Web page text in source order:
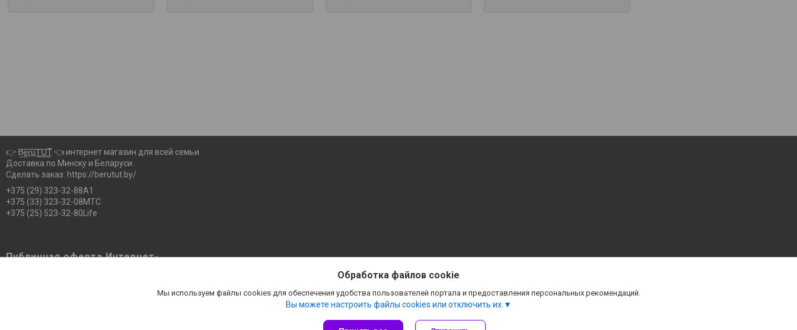
👉 B͟͞e͟͞r͟͟͞u͟͞T͟͟͞U͟͟͞T 👈 интернет магазин для всей семьи.
Доставка по Минску и Беларуси.
Сделать заказ: https://berutut.by/
+375 (29) 323-32-88А1
+375 (33) 323-32-08МТС
+375 (25) 523-32-80Life
Публичная оферта Интернет-
Обработка файлов cookie
Мы используем файлы cookies для обеспечения удобства пользователей портала и предоставления персональных рекомендаций.
Вы можете настроить файлы cookies или отключить их.